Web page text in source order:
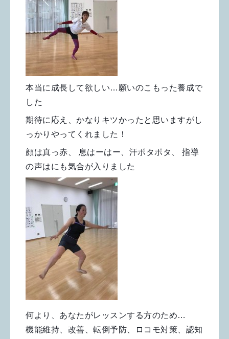
本当に成長して欲しい…願いのこもった養成で
した
期待に応え、かなりキツかったと思いますがし
っかりやってくれました！
顔は真っ赤、 息はーはー、汗ポタポタ、 指導
の声はにも気合が入りました
何より、あなたがレッスンする方のため…
機能維持、改善、転倒予防、ロコモ対策、認知